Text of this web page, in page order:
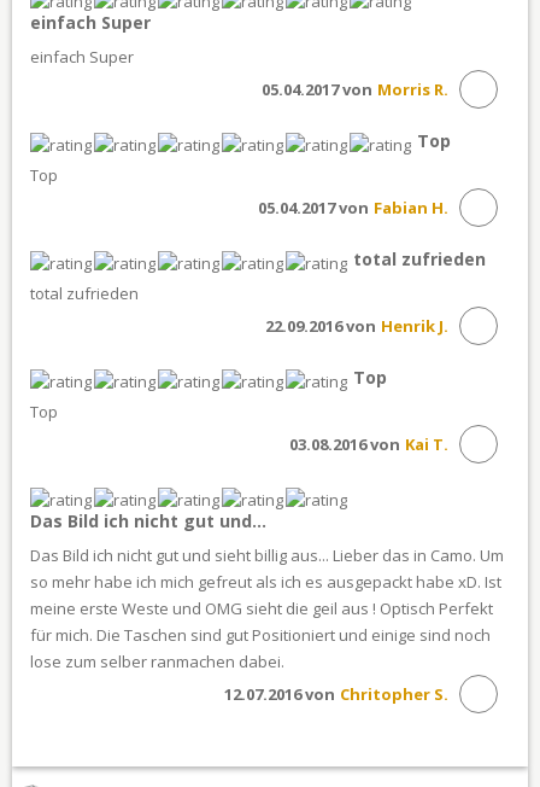
einfach Super
einfach Super
Morris R.
05.04.2017 von
Top
Top
Fabian H.
05.04.2017 von
total zufrieden
total zufrieden
Henrik J.
22.09.2016 von
Top
Top
Kai T.
03.08.2016 von
Das Bild ich nicht gut und...
Das Bild ich nicht gut und sieht billig aus... Lieber das in Camo. Um
so mehr habe ich mich gefreut als ich es ausgepackt habe xD. Ist
meine erste Weste und OMG sieht die geil aus ! Optisch Perfekt
für mich. Die Taschen sind gut Positioniert und einige sind noch
lose zum selber ranmachen dabei.
Chritopher S.
12.07.2016 von